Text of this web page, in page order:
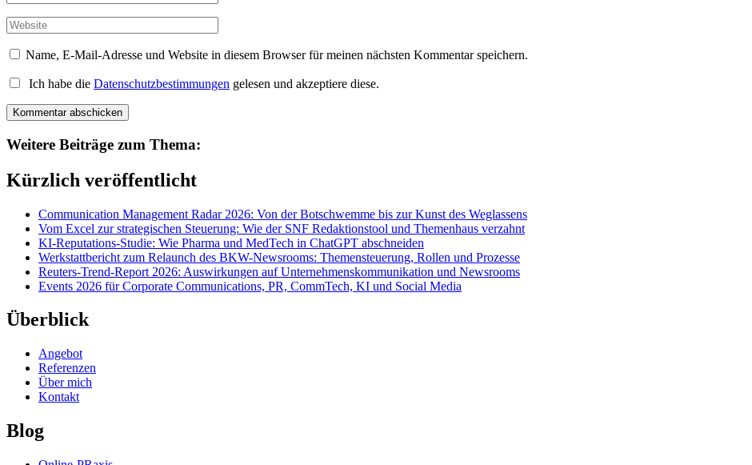
Name, E-Mail-Adresse und Website in diesem Browser für meinen nächsten Kommentar speichern.
Ich habe die Datenschutzbestimmungen gelesen und akzeptiere diese.
Weitere Beiträge zum Thema:
Kürzlich veröffentlicht
Communication Management Radar 2026: Von der Botschwemme bis zur Kunst des Weglassens
Vom Excel zur strategischen Steuerung: Wie der SNF Redaktionstool und Themenhaus verzahnt
KI-Reputations-Studie: Wie Pharma und MedTech in ChatGPT abschneiden
Werkstattbericht zum Relaunch des BKW-Newsrooms: Themensteuerung, Rollen und Prozesse
Reuters-Trend-Report 2026: Auswirkungen auf Unternehmenskommunikation und Newsrooms
Events 2026 für Corporate Communications, PR, CommTech, KI und Social Media
Überblick
Angebot
Referenzen
Über mich
Kontakt
Blog